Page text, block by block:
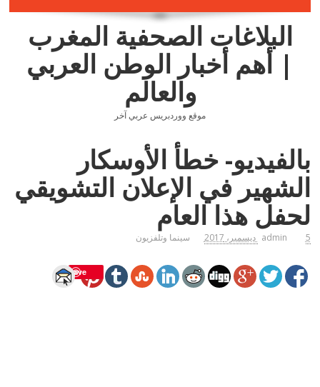
البلاغات الصحفية المغرب
| أهم أخبار الوطن العربي
والعالم
موقع ووردبريس عربي آخر
بالفيديو- خطأ الأوسكار
الشهير في الإعلان التشويقي
لحفل هذا العام
admin 5 ديسمبر، 2017 سينما وتلفزيون
Save